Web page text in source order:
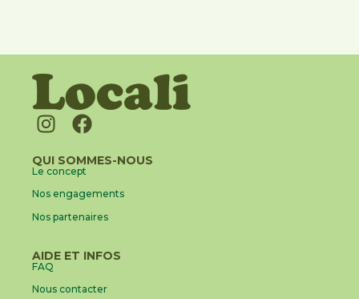
QUI SOMMES-NOUS
Le concept
Nos engagements
Nos partenaires
AIDE ET INFOS
FAQ
Nous contacter